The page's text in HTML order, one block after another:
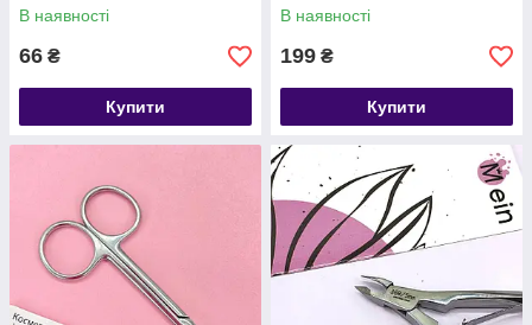
В наявності
66 ₴
Купити
В наявності
199 ₴
Купити